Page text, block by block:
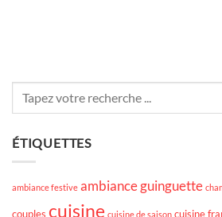
ÉTIQUETTES
ambiance festive ambiance guinguette
couples cuisine cuisine de saison cuisine